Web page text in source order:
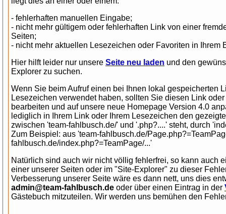
- fehlerhaften manuellen Eingabe;
- nicht mehr gültigem oder fehlerhaften Link von einer
Seiten;
- nicht mehr aktuellen Lesezeichen oder Favoriten in Ihrem
Hier hilft leider nur unsere Seite neu laden und den
Explorer zu suchen.
Wenn Sie beim Aufruf einen bei Ihnen lokal gespeicherten
Lesezeichen verwendet haben, sollten Sie diesen Link
bearbeiten und auf unsere neue Homepage Version 4.0
lediglich in Ihrem Link oder Ihrem Lesezeichen den
zwischen 'team-fahlbusch.de/' und '.php?....' steht, durch
Zum Beispiel: aus 'team-fahlbusch.de/
fahlbusch.de/index.php?=TeamPage/...'
Natürlich sind auch wir nicht völlig fehlerfrei, so kann auch
einer unserer Seiten oder im "Site-Explorer" zu dieser
Verbesserung unserer Seite wäre es dann nett, uns dies
admin@team-fahlbusch.de oder über einen Eintrag in der
Gästebuch mitzuteilen. Wir werden uns bemühen den